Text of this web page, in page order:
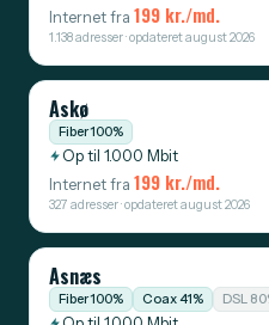
Internet fra 199 kr./md.
1.138 adresser · opdateret august 2026
Askø
Fiber 100%
Op til 1.000 Mbit
Internet fra 199 kr./md.
327 adresser · opdateret august 2026
Asnæs
Fiber 100% Coax 41% DSL